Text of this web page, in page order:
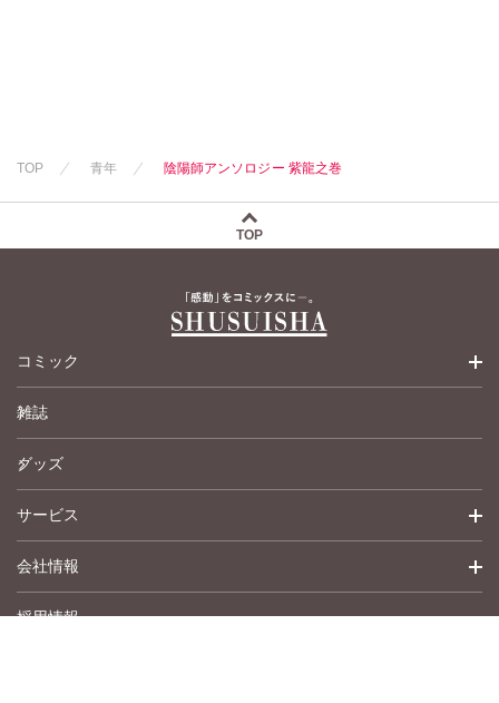
TOP 青年 陰陽師アンソロジー 紫龍之巻
TOP
コミック
少女コミック
女性コミック
ペットコミック
青年コミック
英語版コミック
雑誌
グッズ
サービス
詳細検索
履歴
会社情報
トップメッセージ
採用情報